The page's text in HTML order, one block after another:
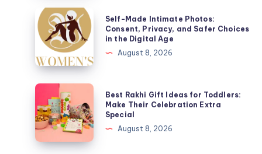
Works,
Why
People
Do
It,
and
What
to
Know
Self-
Made
Intimate
Photos:
Consent,
Privacy,
and
Safer
Choices
in
Self-Made Intimate Photos:
Consent, Privacy, and Safer Choices
in the Digital Age
August 8, 2026
Best
Rakhi
Gift
Ideas
for
Best Rakhi Gift Ideas for Toddlers:
Make Their Celebration Extra
Special
August 8, 2026